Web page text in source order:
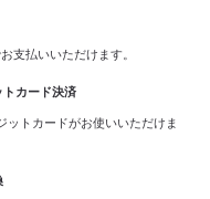
支払いいただけます。
トカード決済
ットカードがお使いいただけま